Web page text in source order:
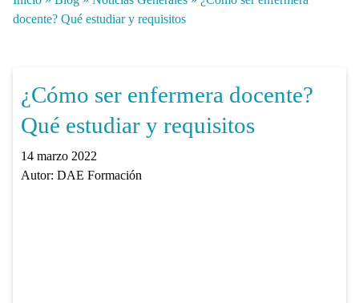
docente? Qué estudiar y requisitos
¿Cómo ser enfermera docente?
Qué estudiar y requisitos
14 marzo 2022
Autor: DAE Formación